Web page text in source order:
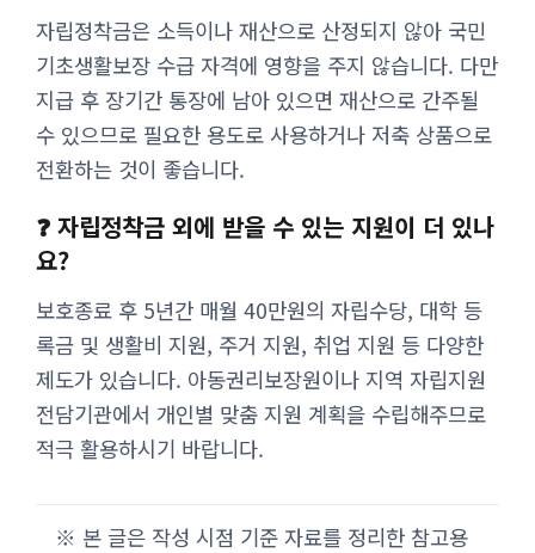
자립정착금은 소득이나 재산으로 산정되지 않아 국민
기초생활보장 수급 자격에 영향을 주지 않습니다. 다만
지급 후 장기간 통장에 남아 있으면 재산으로 간주될
수 있으므로 필요한 용도로 사용하거나 저축 상품으로
전환하는 것이 좋습니다.
❓ 자립정착금 외에 받을 수 있는 지원이 더 있나
요?
보호종료 후 5년간 매월 40만원의 자립수당, 대학 등
록금 및 생활비 지원, 주거 지원, 취업 지원 등 다양한
제도가 있습니다. 아동권리보장원이나 지역 자립지원
전담기관에서 개인별 맞춤 지원 계획을 수립해주므로
적극 활용하시기 바랍니다.
※ 본 글은 작성 시점 기준 자료를 정리한 참고용